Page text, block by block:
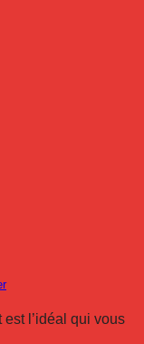
l’idéal qui vous